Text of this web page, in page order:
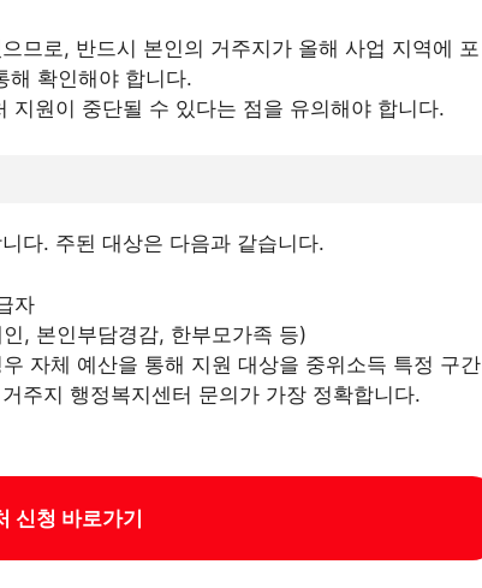
므로, 반드시 본인의 거주지가 올해 사업 지역에 포
해 확인해야 합니다.
원이 중단될 수 있다는 점을 유의해야 합니다.
다. 주된 대상은 다음과 같습니다.
자
, 본인부담경감, 한부모가족 등)
자체 예산을 통해 지원 대상을 중위소득 특정 구간
주지 행정복지센터 문의가 가장 정확합니다.
신청 바로가기